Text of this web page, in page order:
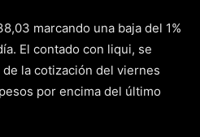
marcando una baja del 1%
El contado con liqui, se
la cotización del viernes
por encima del último